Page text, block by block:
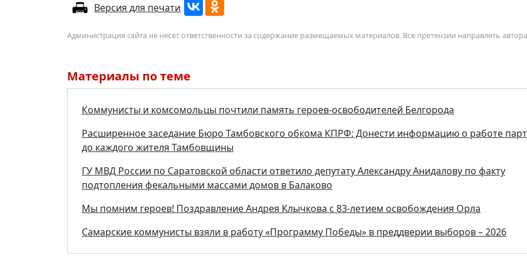
Версия для печати
Администрация сайта не несёт ответственности за содержание размещаемых материалов. Все претензии направлять
Материалы по теме
Коммунисты и комсомольцы почтили память героев-освободителей Белгорода
Расширенное заседание Бюро Тамбовского обкома КПРФ: Донести информацию о работе
до каждого жителя Тамбовщины
ГУ МВД России по Саратовской области ответило депутату Александру Анидалову по факту
подтопления фекальными массами домов в Балаково
Мы помним героев! Поздравление Андрея Клычкова с 83-летием освобождения Орла
Самарские коммунисты взяли в работу «Программу Победы» в преддверии выборов – 2026